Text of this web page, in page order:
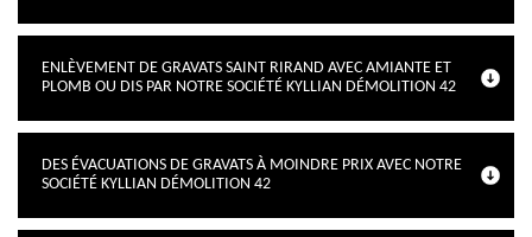
ENLÈVEMENT DE GRAVATS SAINT RIRAND AVEC AMIANTE ET
PLOMB OU DIS PAR NOTRE SOCIÉTÉ KYLLIAN DÉMOLITION 42
DES ÉVACUATIONS DE GRAVATS À MOINDRE PRIX AVEC NOTRE
SOCIÉTÉ KYLLIAN DÉMOLITION 42